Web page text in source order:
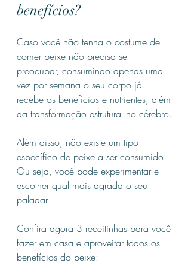
benefícios?
Caso você não tenha o costume de
comer peixe não precisa se
preocupar, consumindo apenas uma
vez por semana o seu corpo já
recebe os benefícios e nutrientes, além
da transformação estrutural no cérebro.
Além disso, não existe um tipo
específico de peixe a ser consumido.
Ou seja, você pode experimentar e
escolher qual mais agrada o seu
paladar.
Confira agora 3 receitinhas para você
fazer em casa e aproveitar todos os
benefícios do peixe: